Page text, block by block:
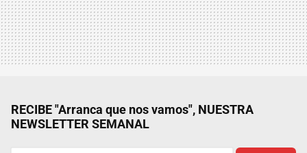
RECIBE "Arranca que nos vamos", NUESTRA
NEWSLETTER SEMANAL